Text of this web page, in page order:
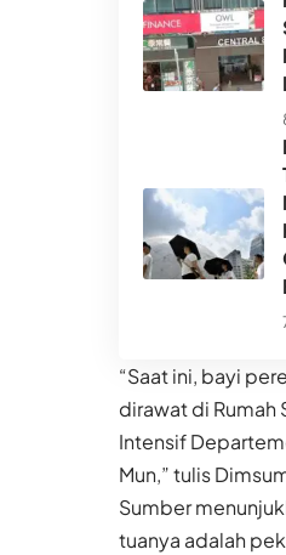
“Saat ini, bayi
dirawat di Rumah
Intensif
Mun,” tulis
Sumber
tuanya adalah